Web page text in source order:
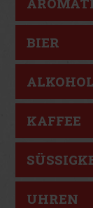
BIER
KAFFEE
UHREN